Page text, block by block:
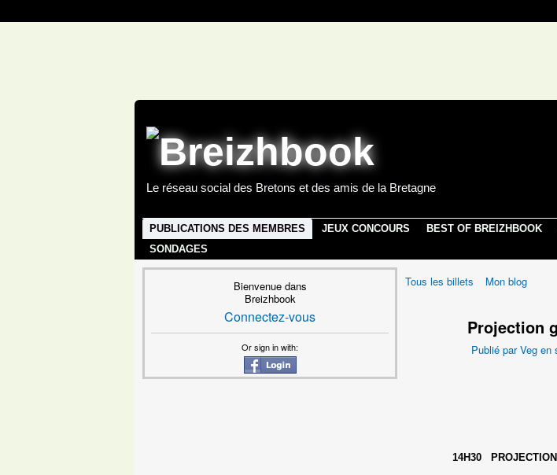
Le réseau social des Bretons et des amis de la Bretagne
PUBLICATIONS DES MEMBRES JEUX CONCOURS BEST OF BREIZHBOOK
SONDAGES
Bienvenue dans
Breizhbook
Connectez-vous
Or sign in with:
Tous les billets Mon blog
Projection
Publié parVeg en
44130
(entre
14H30